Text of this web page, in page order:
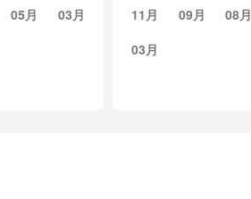
05月
03月
11月 09月 08月
03月